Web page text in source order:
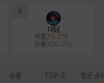
6
대담
픽률
승률
20.0%
100.0%
승률 TOP 3 평균 순